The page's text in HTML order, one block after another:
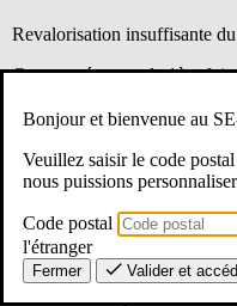
Revalorisation insuffisante
Cette année, pour la 1ère
où la revalorisation sera
assemblée générale de
remontée à l’agence
janvier. Cette année, il n’y
octobre novembre pour cette
Bonjour et bienvenue au
Veuillez saisir le code
nous puissions
Code postal
l'étranger
Fermer Valider et